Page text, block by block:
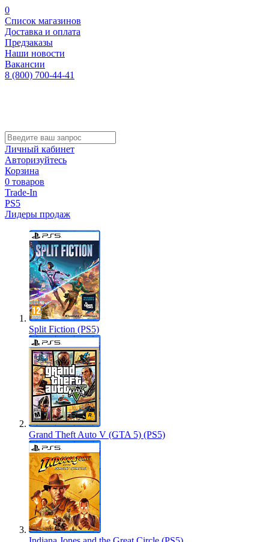
0
Список магазинов
Доставка и оплата
Предзаказы
Наши новости
Вакансии
8 (800) 700-44-41
Личный кабинет
Авторизуйтесь
Корзина
0 товаров
Trade-In
PS5
Лидеры продаж
Split Fiction (PS5)
Grand Theft Auto V (GTA 5) (PS5)